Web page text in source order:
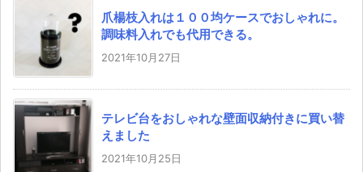
爪楊枝入れは１００均ケースでおしゃれに。
調味料入れでも代用できる。
2021年10月27日
テレビ台をおしゃれな壁面収納付きに買い替
えました
2021年10月25日